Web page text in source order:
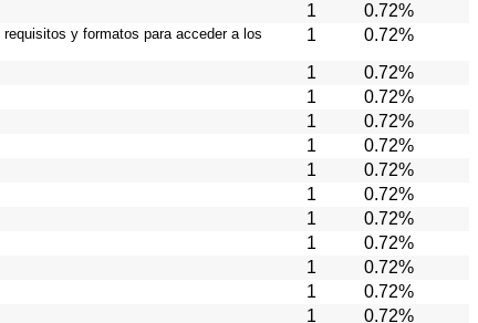
1 0.72%
y formatos para acceder a los
1 0.72%
1 0.72%
1 0.72%
1 0.72%
1 0.72%
1 0.72%
1 0.72%
1 0.72%
1 0.72%
1 0.72%
1 0.72%
1 0.72%